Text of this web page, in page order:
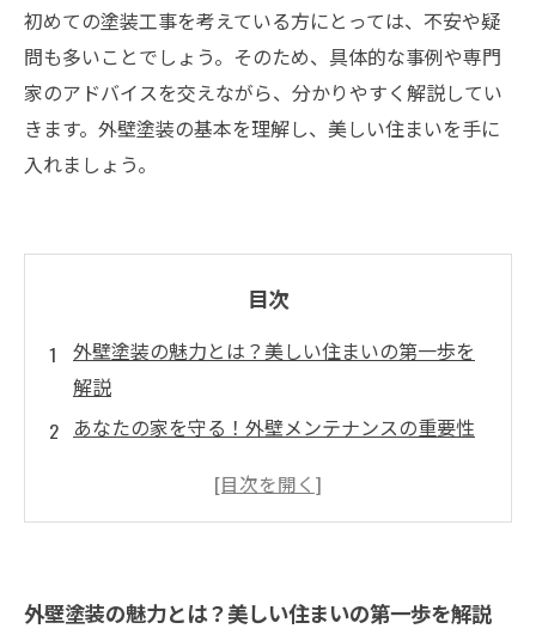
初めての塗装工事を考えている方にとっては、不安や疑
問も多いことでしょう。そのため、具体的な事例や専門
家のアドバイスを交えながら、分かりやすく解説してい
きます。外壁塗装の基本を理解し、美しい住まいを手に
入れましょう。
目次
外壁塗装の魅力とは？美しい住まいの第一歩を
解説
あなたの家を守る！外壁メンテナンスの重要性
塗装工事の流れを理解しよう：初めての方へ
ー
外壁塗装の魅力とは？美しい住まいの第一歩を解説